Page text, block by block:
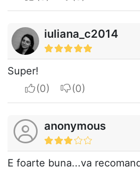
iuliana_c2014
Super!
I apreciateI do not
anonymous
E foarte buna...va